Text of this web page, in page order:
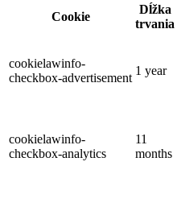
Cookie
Dĺžka
trvania
cookielawinfo-
checkbox-advertisement
1 year
cookielawinfo-
checkbox-analytics
11
months